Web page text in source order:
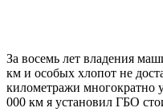
За восемь лет владения
км и особых хлопот не
километражи многократно
000 км я установил ГБО